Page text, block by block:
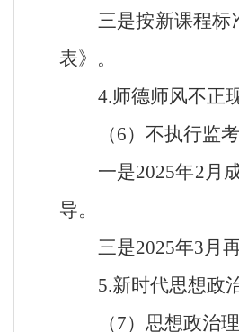
三是按新课程标
表》。
4.师德师风不正
（6）不执行监
一是2025年2月
导。
三是2025年3月
5.新时代思想政
（7）思想政治